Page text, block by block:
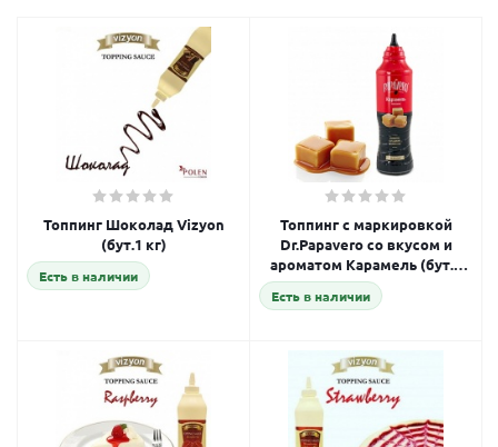
Топпинг Шоколад Vizyon
(бут.1 кг)
Есть в наличии
Топпинг с маркировкой
Dr.Papavero со вкусом и
ароматом Карамель (бут.1
кг)
Есть в наличии